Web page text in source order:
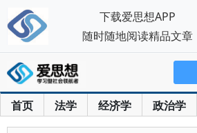
首页 法学 经济学 政治学
下载爱思想APP
随时随地阅读精品文章